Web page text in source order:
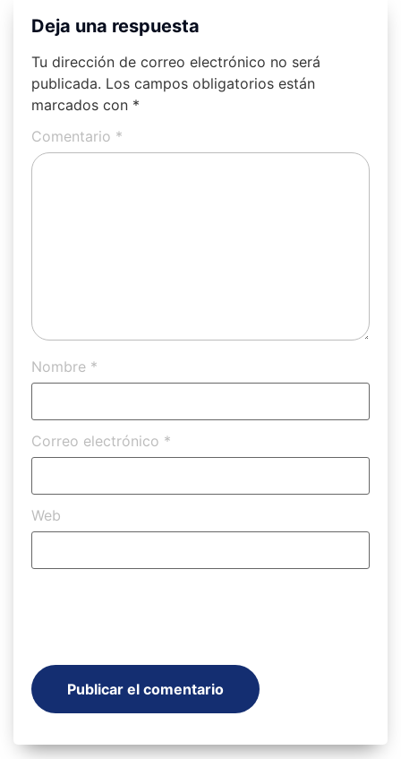
Deja una respuesta
Tu dirección de correo electrónico no será
publicada. Los campos obligatorios están
marcados con *
Comentario *
Nombre *
Correo electrónico *
Web